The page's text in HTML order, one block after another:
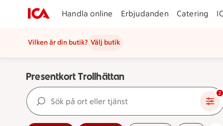
Handla online Erbjudanden Catering
Vilken är din butik? Välj butik
Presentkort Trollhättan
Sök på ort eller tjänst 2